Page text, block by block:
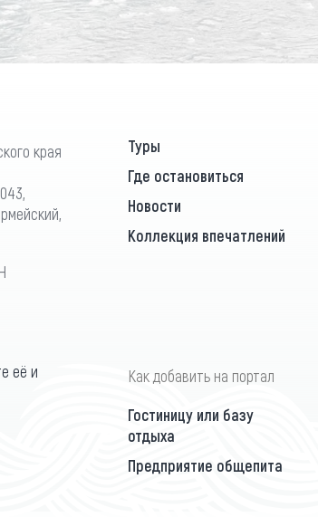
края
её и
Туры
Где остановиться
Новости
Коллекция впечатлений
Как добавить на портал
Гостиницу или базу
отдыха
Предприятие общепита